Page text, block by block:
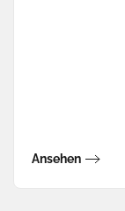
Ansehen